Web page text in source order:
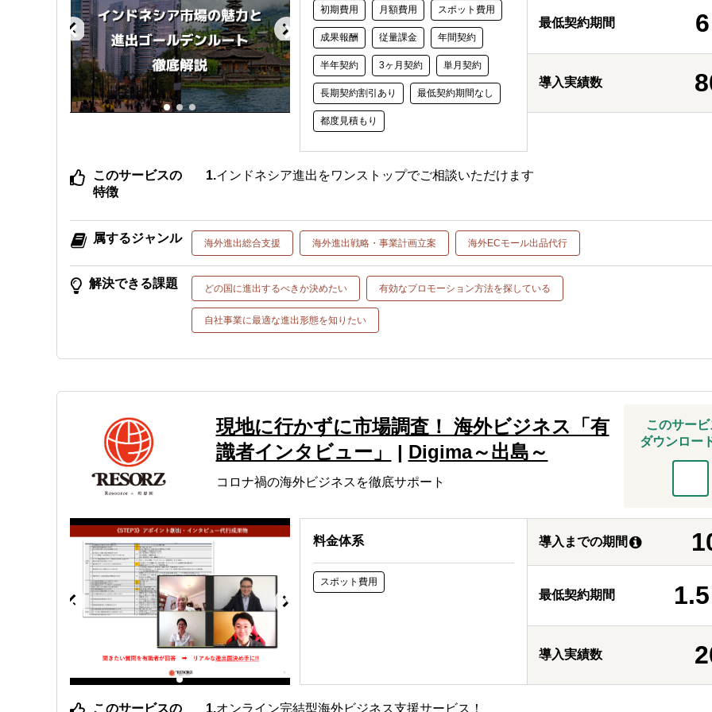
初期費用 月額費用 スポット費用
成果報酬 従量課金 年間契約
半年契約 3ヶ月契約 単月契約
長期契約割引あり 最低契約期間なし
都度見積もり
最低契約期間 6
導入実績数
このサービスの
特徴
インドネシア進出をワンストップでご相談いただけます
属するジャンル 海外進出総合支援 海外進出戦略・事業計画立案 海外ECモール出品代行
解決できる課題 どの国に進出するべきか決めたい 有効なプロモーション方法を探している
自社事業に最適な進出形態を知りたい
現地に行かずに市場調査！ 海外ビジネス「有
識者インタビュー」
| Digima～出島～
コロナ禍の海外ビジネスを徹底サポート
このサー
ダウンロー
料金体系
スポット費用
導入までの期間
最低契約期間 1.5
導入実績数
このサービスの オンライン完結型海外ビジネス支援サービス！